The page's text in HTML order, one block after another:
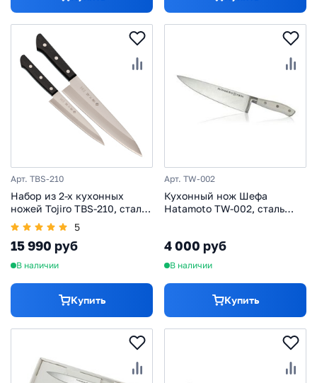
Арт. TBS-210
Набор из 2-х кухонных
ножей Tojiro TBS-210, сталь
VG-10, рукоять дерево,
черный
5
15 990 руб
В наличии
Купить
Арт. TW-002
Кухонный нож Шефа
Hatamoto TW-002, сталь
4 000 руб
В наличии
Купить